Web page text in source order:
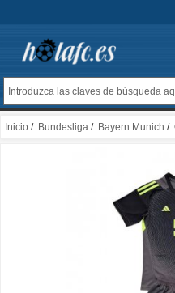
Inicio / Bundesliga / Bayern Munich /